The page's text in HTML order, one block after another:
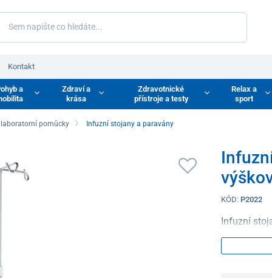
Kontakt
a
Zdraví a
krása
Zdravotnické
přístroje a testy
Relax a
sport
pomůcky Infuzní stojany a paravány
KÓD: P2022
Infuzní